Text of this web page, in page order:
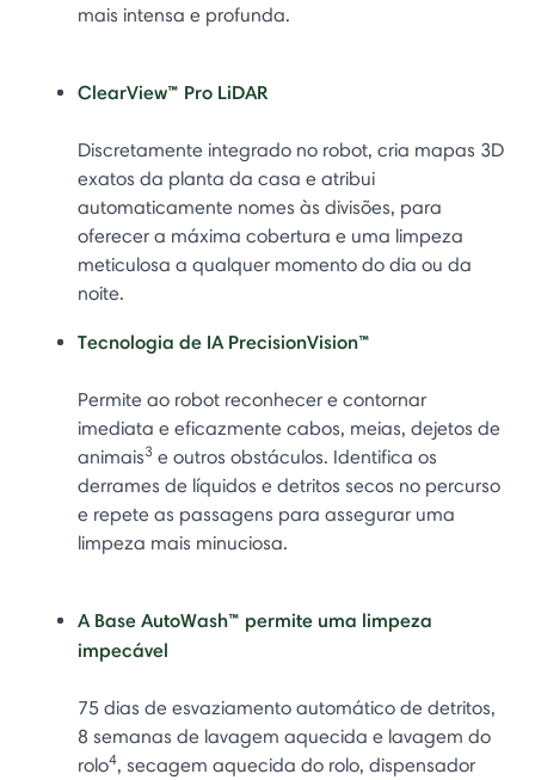
mais intensa e profunda.
ClearView™ Pro LiDAR
Discretamente integrado no robot, cria mapas 3D
exatos da planta da casa e atribui
automaticamente nomes às divisões, para
oferecer a máxima cobertura e uma limpeza
meticulosa a qualquer momento do dia ou da
noite.
Tecnologia de IA PrecisionVision™
Permite ao robot reconhecer e contornar
imediata e eficazmente cabos, meias, dejetos de
animais3 e outros obstáculos. Identifica os
derrames de líquidos e detritos secos no percurso
e repete as passagens para assegurar uma
limpeza mais minuciosa.
A Base AutoWash™ permite uma limpeza
impecável
75 dias de esvaziamento automático de detritos,
8 semanas de lavagem aquecida e lavagem do
rolo4, secagem aquecida do rolo, dispensador